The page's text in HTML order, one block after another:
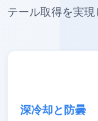
テール取得を実現
深冷却と防曇